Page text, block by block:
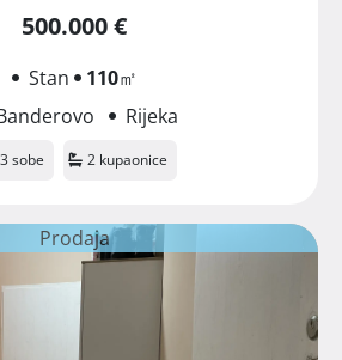
500.000 €
Stan 110㎡
Rijeka
3 sobe 2 kupaonice
Prodaja